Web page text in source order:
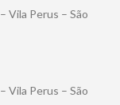
Vila Perus – São
Vila Perus – São